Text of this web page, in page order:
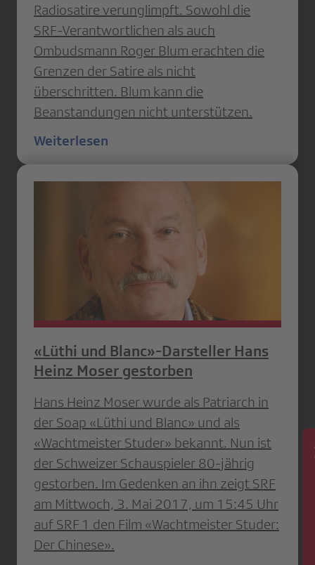
Radiosatire verunglimpft. Sowohl die
SRF-Verantwortlichen als auch
Ombudsmann Roger Blum erachten die
Grenzen der Satire als nicht
überschritten. Blum kann die
Beanstandungen nicht unterstützen.
Weiterlesen
«Lüthi und Blanc»-Darsteller Hans
Heinz Moser gestorben
Hans Heinz Moser wurde als Patriarch in
der Soap «Lüthi und Blanc» und als
«Wachtmeister Studer» bekannt. Nun ist
der Schweizer Schauspieler 80-jährig
gestorben. Im Gedenken an ihn zeigt SRF
am Mittwoch, 3. Mai 2017, um 15:45 Uhr
auf SRF 1 den Film «Wachtmeister Studer:
Der Chinese».